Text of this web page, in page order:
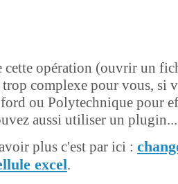
cette opération (ouvrir un
complexe pour vous, si
ou Polytechnique pour
aussi utiliser un plugin...
plus c'est par ici :
excel.